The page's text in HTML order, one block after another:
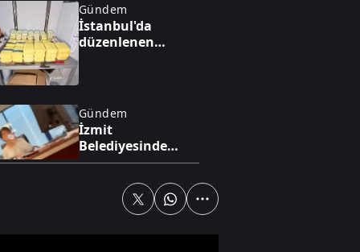
Gündem
İstanbul'da
düzenlenen
geçirildi
Gündem
İzmit
Belediyesinde
rüşvet alışverişi
Aspendos'ta sağlık